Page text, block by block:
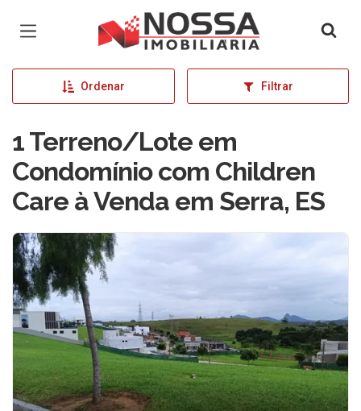
Página inicial
Ordenar Filtrar
1 Terreno/Lote em
Condomínio com Children
Care à Venda em Serra, ES